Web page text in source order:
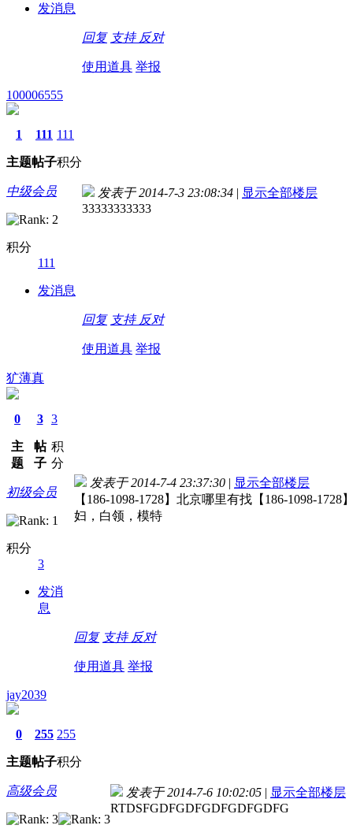
发消息
回复 支持 反对
使用道具 举报
100006555
1
主题
111
帖子
111
积分
中级会员
积分
111
发消息
发表于 2014-7-3 23:08:34 | 显示全部楼层
33333333333
回复 支持 反对
使用道具 举报
犷薄真
0
主
题
3
帖
子
3
积
分
初级会员
积分
3
发消
息
发表于 2014-7-4 23:37:30 | 显示全部楼层
【186-1098-1728】北京哪里有找【186-1098-
妇，白领，模特
回复 支持 反对
使用道具 举报
jay2039
0
主题
255
帖子
255
积分
高级会员 发表于 2014-7-6 10:02:05 | 显示全部楼层
RTDSFGDFGDFGDFGDFGDFG